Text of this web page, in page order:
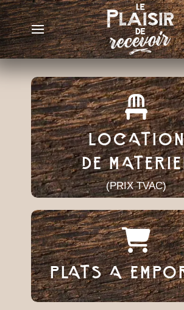
DE
(PRIX TVAC)
PLATS A